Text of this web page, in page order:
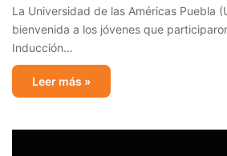
La Universidad de las Américas Puebla
bienvenida a los jóvenes que
Inducción…
Leer más »